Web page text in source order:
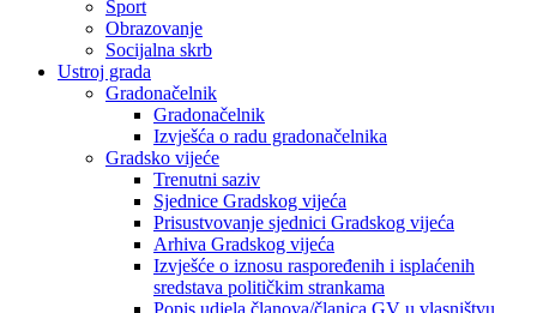
Sport
Obrazovanje
Socijalna skrb
Ustroj grada
Gradonačelnik
Gradonačelnik
Izvješća o radu gradonačelnika
Gradsko vijeće
Trenutni saziv
Sjednice Gradskog vijeća
Prisustvovanje sjednici Gradskog vijeća
Arhiva Gradskog vijeća
Izvješće o iznosu raspoređenih i isplaćenih
sredstava političkim strankama
Popis udjela članova/članica GV u vlasništvu